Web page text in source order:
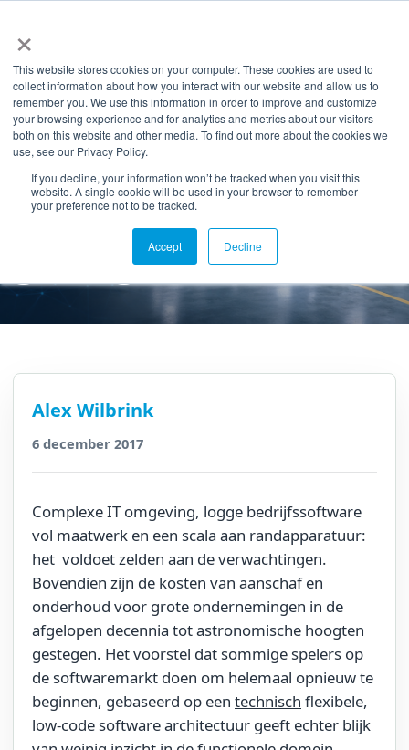
×
This website stores cookies on your computer. These cookies are used to
collect information about how you interact with our website and allow us to
remember you. We use this information in order to improve and customize
your browsing experience and for analytics and metrics about our visitors
both on this website and other media. To find out more about the cookies we
use, see our Privacy Policy.
If you decline, your information won’t be tracked when you visit this
website. A single cookie will be used in your browser to remember
your preference not to be tracked.
Accept Decline
6 DECEMBER 2017
5 redenen waarom
helemaal opnieuw
beginnen met ERP
geen goed idee is
Alex Wilbrink
6 december 2017
Complexe IT omgeving, logge bedrijfssoftware
vol maatwerk en een scala aan randapparatuur:
het voldoet zelden aan de verwachtingen.
Bovendien zijn de kosten van aanschaf en
onderhoud voor grote ondernemingen in de
afgelopen decennia tot astronomische hoogten
gestegen. Het voorstel dat sommige spelers op
de softwaremarkt doen om helemaal opnieuw te
beginnen, gebaseerd op een technisch flexibele,
low-code software architectuur geeft echter blijk